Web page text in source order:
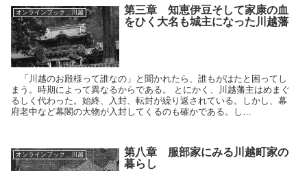
オンラインブック＿川越
第三章 知恵伊豆そして家康の血
をひく大名も城主になった川越藩
「川越のお殿様って誰なの」と聞かれたら、誰もがはたと困ってし
まう。時期によって異なるからである。 とにかく、川越藩主はめまぐ
るしく代わった。始終、入封、転封が繰り返されている。しかし、幕
府老中など幕閣の大物が入封してくるのも確かである。し…
オンラインブック＿川越
第八章 服部家にみる川越町家の
暮らし